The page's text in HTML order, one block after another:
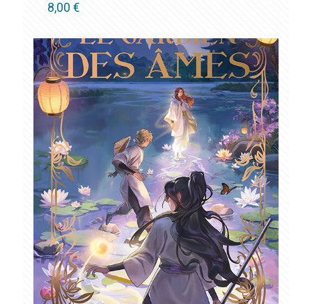
8,00 €